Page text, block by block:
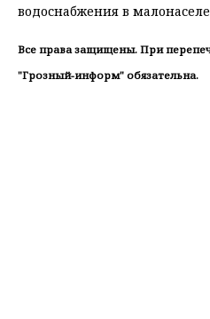
водоснабжения в
Все права защищены. При
"Грозный-информ" обязательна.